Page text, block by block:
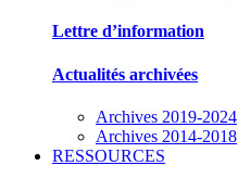
Lettre d’information
Actualités archivées
Archives 2019-2024
Archives 2014-2018
RESSOURCES